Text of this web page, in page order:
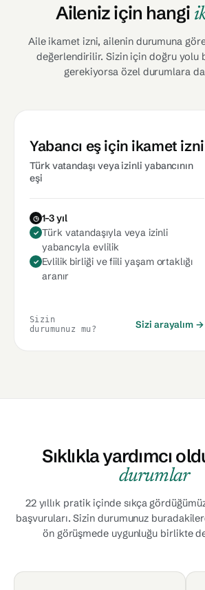
Aileniz için hangi
Aile ikamet izni, ailenin durumuna
değerlendirilir. Sizin için doğru yolu
gerekiyorsa özel durumlara da
Yabancı eş için ikamet izni
Türk vatandaşı veya izinli yabancının
eşi
1–3 yıl
Türk vatandaşıyla veya izinli
yabancıyla evlilik
Evlilik birliği ve fiili yaşam ortaklığı
aranır
Sizin
durumunuz mu?
Sizi arayalım →
Sıklıkla yardımcı
durumlar
22 yıllık pratik içinde sıkça
başvuruları. Sizin durumunuz
ön görüşmede uygunluğu birlikte